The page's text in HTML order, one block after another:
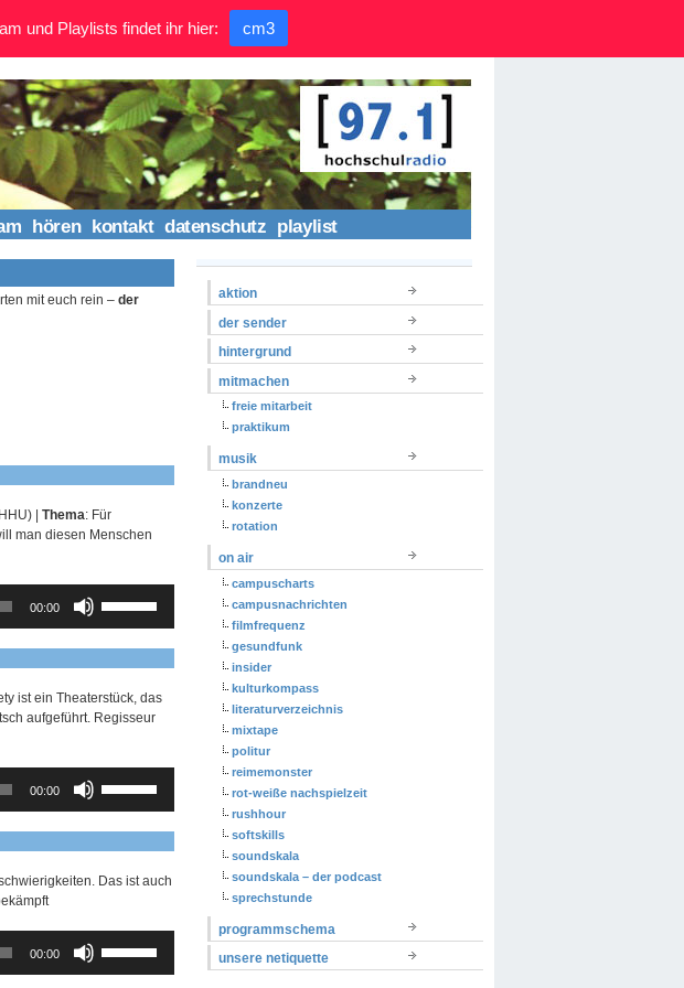
hören kontakt datenschutz playlist
mit euch rein – der
| Thema: Für
man diesen Menschen
00:00
Hoch/Runter
benutzen,
um
die
Lautstärke
zu
ist ein Theaterstück, das
aufgeführt. Regisseur
00:00
Hoch/Runter
benutzen,
um
die
Lautstärke
Das ist auch
00:00
Hoch/Runter
benutzen,
aktion
der sender
hintergrund
mitmachen
freie mitarbeit
praktikum
musik
brandneu
konzerte
rotation
on air
campuscharts
campusnachrichten
filmfrequenz
gesundfunk
insider
kulturkompass
literaturverzeichnis
mixtape
politur
reimemonster
rot-weiße nachspielzeit
rushhour
softskills
soundskala
soundskala – der podcast
sprechstunde
programmschema
unsere netiquette
und Playlists findet ihr hier: cm3